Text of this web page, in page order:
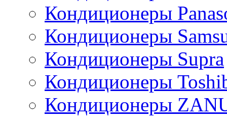
Кондиционеры
Кондиционеры
Кондиционеры Supra
Кондиционеры
Кондиционеры